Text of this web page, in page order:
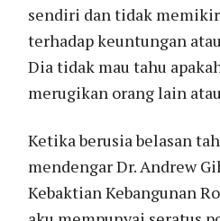
sendiri dan tidak
terhadap keuntungan
Dia tidak mau tahu
merugikan orang lain
Ketika berusia belasan
mendengar Dr. Andrew
Kebaktian Kebangunan